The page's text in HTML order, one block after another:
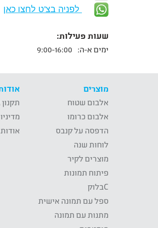
לפניה בצ'ט לחצו כאן
שעות פעילות:
ימים א-ה:
מוצרים
אלבום שטוח
אלבום כרומו
הדפסה על קנבס
לוחות שנה
מוצרים לקיר
פיתוח תמונות
Cבלוק
ספל עם תמונה אישית
מתנות עם תמונה